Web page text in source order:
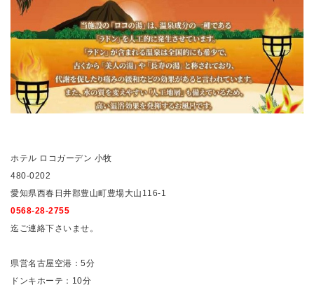
ホテル ロコガーデン 小牧
480-0202
愛知県西春日井郡豊山町豊場大山116-1
0568-28-2755
迄ご連絡下さいませ。
県営名古屋空港：5分
ドンキホーテ：10分